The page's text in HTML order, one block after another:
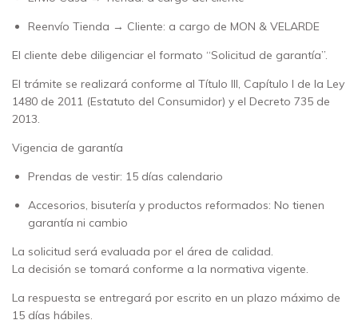
Reenvío Tienda → Cliente: a cargo de MON & VELARDE
El cliente debe diligenciar el formato “Solicitud de garantía”.
El trámite se realizará conforme al Título III, Capítulo I de la Ley
1480 de 2011 (Estatuto del Consumidor) y el Decreto 735 de
2013.
Vigencia de garantía
Prendas de vestir: 15 días calendario
Accesorios, bisutería y productos reformados: No tienen
garantía ni cambio
La solicitud será evaluada por el área de calidad.
La decisión se tomará conforme a la normativa vigente.
La respuesta se entregará por escrito en un plazo máximo de
15 días hábiles.